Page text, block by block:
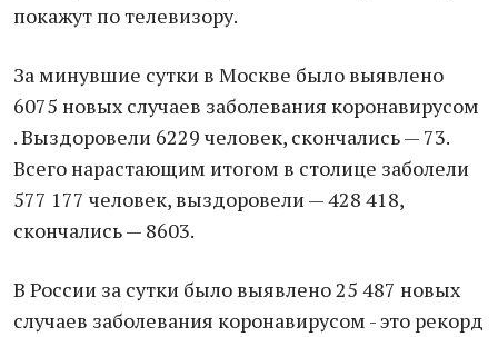
покажут по телевизору.
За минувшие сутки в Москве было выявлено
6075 новых случаев заболевания коронавирусом
. Выздоровели 6229 человек, скончались — 73.
Всего нарастающим итогом в столице заболели
577 177 человек, выздоровели — 428 418,
скончались — 8603.
В России за сутки было выявлено 25 487 новых
случаев заболевания коронавирусом - это рекорд